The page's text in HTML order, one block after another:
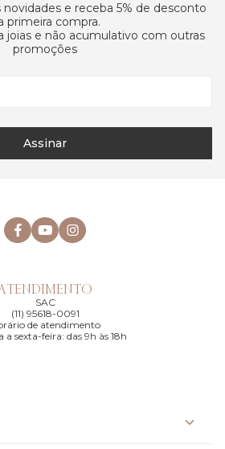
e receba 5% de desconto
primeira compra.
joias e não acumulativo com outras
promoções
Assinar
SAC
(11) 95618-0091
de atendimento
a sexta-feira: das 9h às 18h